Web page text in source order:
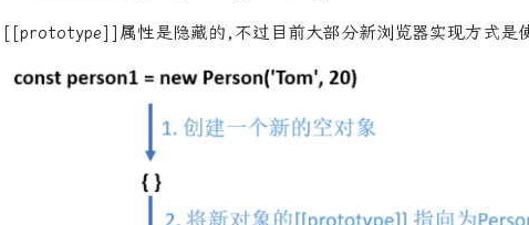
[[prototype]]属性是隐藏的,不过目前大部分新浏览器实现方式是